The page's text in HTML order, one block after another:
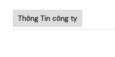
Thông Tin công ty